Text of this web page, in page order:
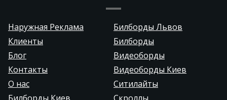
Наружная Реклама
Билборды Львов
Клиенты
Билборды
Блог
Видеоборды
Контакты
Видеоборды Киев
О нас
Ситилайты